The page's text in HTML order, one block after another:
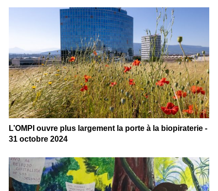
L’OMPI ouvre plus largement la porte à la biopiraterie -
31 octobre 2024